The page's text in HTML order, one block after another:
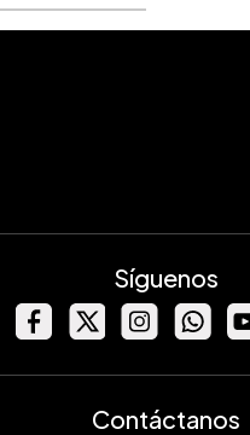
Síguenos
Contáctanos